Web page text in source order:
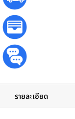
รายละเอียด